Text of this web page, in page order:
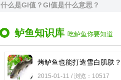
什么是GI值？GI值是什么意思？
鲈鱼知识库 吃鲈鱼你要知道
烤鲈鱼也能打造雪白肌肤？
2015-01-11 / 浏览：10517